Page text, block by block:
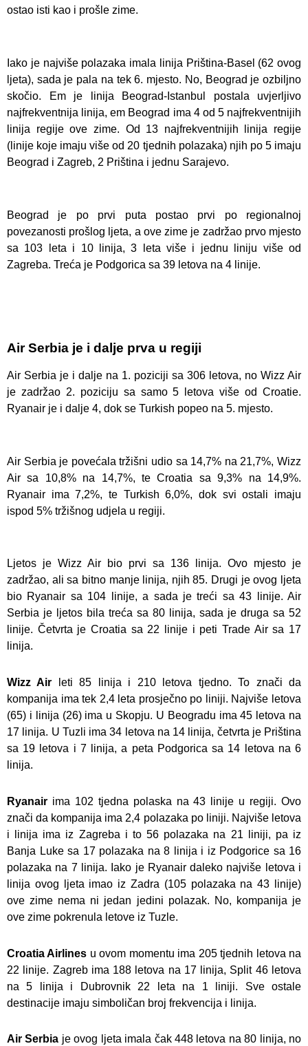
ostao isti kao i prošle zime.
Iako je najviše polazaka imala linija Priština-Basel (62 ovog
ljeta), sada je pala na tek 6. mjesto. No, Beograd je ozbiljno
skočio. Em je linija Beograd-Istanbul postala uvjerljivo
najfrekventnija linija, em Beograd ima 4 od 5 najfrekventnijih
linija regije ove zime. Od 13 najfrekventnijih linija regije
(linije koje imaju više od 20 tjednih polazaka) njih po 5 imaju
Beograd i Zagreb, 2 Priština i jednu Sarajevo.
Beograd je po prvi puta postao prvi po regionalnoj
povezanosti prošlog ljeta, a ove zime je zadržao prvo mjesto
sa 103 leta i 10 linija, 3 leta više i jednu liniju više od
Zagreba. Treća je Podgorica sa 39 letova na 4 linije.
Air Serbia je i dalje prva u regiji
Air Serbia je i dalje na 1. poziciji sa 306 letova, no Wizz Air
je zadržao 2. poziciju sa samo 5 letova više od Croatie.
Ryanair je i dalje 4, dok se Turkish popeo na 5. mjesto.
Air Serbia je povećala tržišni udio sa 14,7% na 21,7%, Wizz
Air sa 10,8% na 14,7%, te Croatia sa 9,3% na 14,9%.
Ryanair ima 7,2%, te Turkish 6,0%, dok svi ostali imaju
ispod 5% tržišnog udjela u regiji.
Ljetos je Wizz Air bio prvi sa 136 linija. Ovo mjesto je
zadržao, ali sa bitno manje linija, njih 85. Drugi je ovog ljeta
bio Ryanair sa 104 linije, a sada je treći sa 43 linije. Air
Serbia je ljetos bila treća sa 80 linija, sada je druga sa 52
linije. Četvrta je Croatia sa 22 linije i peti Trade Air sa 17
linija.
Wizz Air
leti 85 linija i 210 letova tjedno. To znači da
kompanija ima tek 2,4 leta prosječno po liniji. Najviše letova
(65) i linija (26) ima u Skopju. U Beogradu ima 45 letova na
17 linija. U Tuzli ima 34 letova na 14 linija, četvrta je Priština
sa 19 letova i 7 linija, a peta Podgorica sa 14 letova na 6
linija.
Ryanair ima 102 tjedna polaska na 43 linije u regiji. Ovo
znači da kompanija ima 2,4 polazaka po liniji. Najviše letova
i linija ima iz Zagreba i to 56 polazaka na 21 liniji, pa iz
Banja Luke sa 17 polazaka na 8 linija i iz Podgorice sa 16
polazaka na 7 linija. Iako je Ryanair daleko najviše letova i
linija ovog ljeta imao iz Zadra (105 polazaka na 43 linije)
ove zime nema ni jedan jedini polazak. No, kompanija je
ove zime pokrenula letove iz Tuzle.
Croatia Airlines u ovom momentu ima 205 tjednih letova na
22 linije. Zagreb ima 188 letova na 17 linija, Split 46 letova
na 5 linija i Dubrovnik 22 leta na 1 liniji. Sve ostale
destinacije imaju simboličan broj frekvencija i linija.
Air Serbia je ovog ljeta imala čak 448 letova na 80 linija, no